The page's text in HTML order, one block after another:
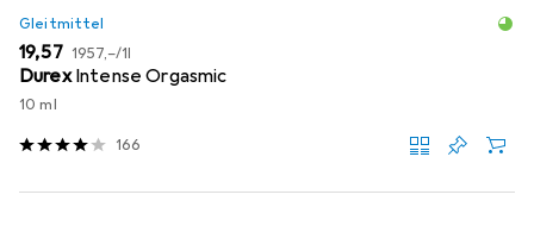
Gleitmittel
EUR
19,57 EUR
1957,–/1l
Durex Intense Orgasmic
10 ml
166